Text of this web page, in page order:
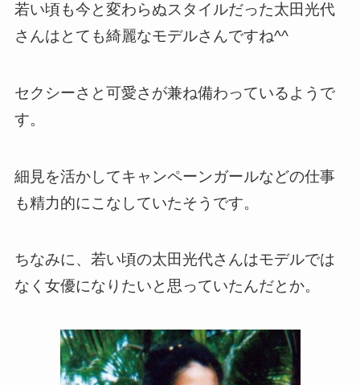
若い頃も今と変わらぬスタイルだった太田光代
さんはとても綺麗なモデルさんですね^^
セクシーさと可愛さが兼ね備わっているようで
す。
細見を活かしてキャンペーンガールなどの仕事
も精力的にこなしていたそうです。
ちなみに、若い頃の太田光代さんはモデルでは
なく女優になりたいと思っていたんだとか。